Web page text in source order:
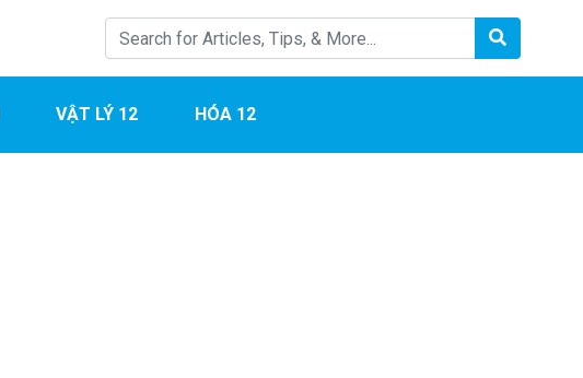
VẬT LÝ 12 HÓA 12